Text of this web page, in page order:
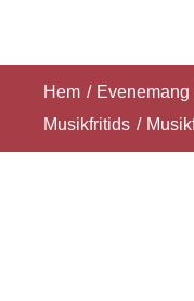
innehållet
Hem
Evenemang
Musikfritids